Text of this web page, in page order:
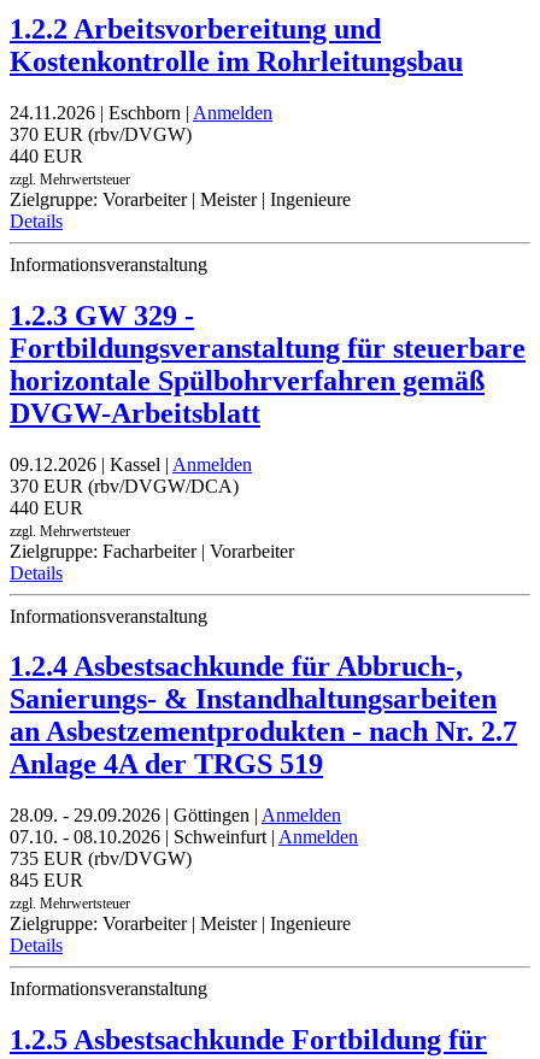
1.2.2 Arbeitsvorbereitung und
Kostenkontrolle im Rohrleitungsbau
24.11.2026 | Eschborn | Anmelden
370 EUR (rbv/DVGW)
440 EUR
zzgl. Mehrwertsteuer
Zielgruppe: Vorarbeiter | Meister | Ingenieure
Details
Informationsveranstaltung
1.2.3 GW 329 -
Fortbildungsveranstaltung für steuerbare
horizontale Spülbohrverfahren gemäß
DVGW-Arbeitsblatt
09.12.2026 | Kassel | Anmelden
370 EUR (rbv/DVGW/DCA)
440 EUR
zzgl. Mehrwertsteuer
Zielgruppe: Facharbeiter | Vorarbeiter
Details
Informationsveranstaltung
1.2.4 Asbestsachkunde für Abbruch-,
Sanierungs- & Instandhaltungsarbeiten
an Asbestzementprodukten - nach Nr. 2.7
Anlage 4A der TRGS 519
28.09. - 29.09.2026 | Göttingen | Anmelden
07.10. - 08.10.2026 | Schweinfurt | Anmelden
735 EUR (rbv/DVGW)
845 EUR
zzgl. Mehrwertsteuer
Zielgruppe: Vorarbeiter | Meister | Ingenieure
Details
Informationsveranstaltung
1.2.5 Asbestsachkunde Fortbildung für